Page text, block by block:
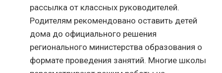
рассылка от классных руководителей.
Родителям рекомендовано оставить детей
дома до официального решения
регионального министерства образования о
формате проведения занятий. Многие школы